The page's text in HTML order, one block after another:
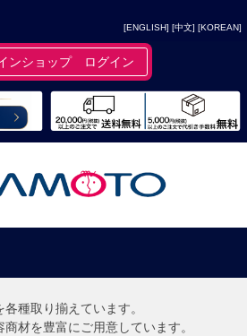
[ENGLISH] [中文] [KOREAN]
ンショップ ログイン
種取り揃えています。
材を豊富にご用意しています。